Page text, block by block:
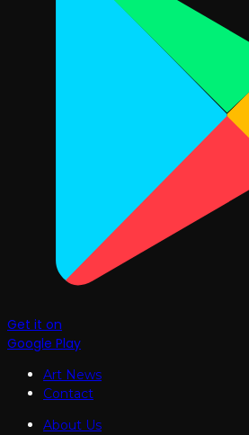
Get it on
Google Play
Art News
Contact
About Us